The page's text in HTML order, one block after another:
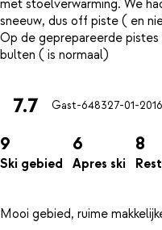
met stoelverwarming. We
sneeuw, dus off piste ( en
Op de geprepareerde
7.7 Gast-648327-01-2016
9
Ski gebied
6
Apres ski
8